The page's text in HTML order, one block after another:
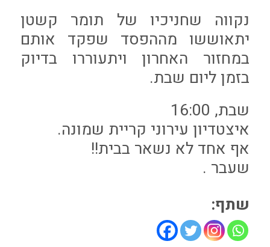
נקווה שחניכיו של תומר קשטן
יתאוששו מההפסד שפקד אותם
במחזור האחרון ויתעוררו בדיוק
בזמן ליום שבת.
שבת, 16:00
איצטדיון עירוני קריית שמונה.
אף אחד לא נשאר בבית!!
שעבר .
שתף: